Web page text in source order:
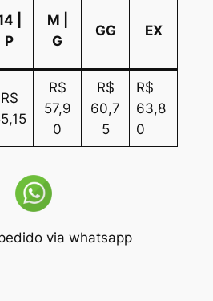
|
P
M |
G
GG EX
R$
R$
57,9
0
R$
60,7
5
R$
63,8
0
via whatsapp